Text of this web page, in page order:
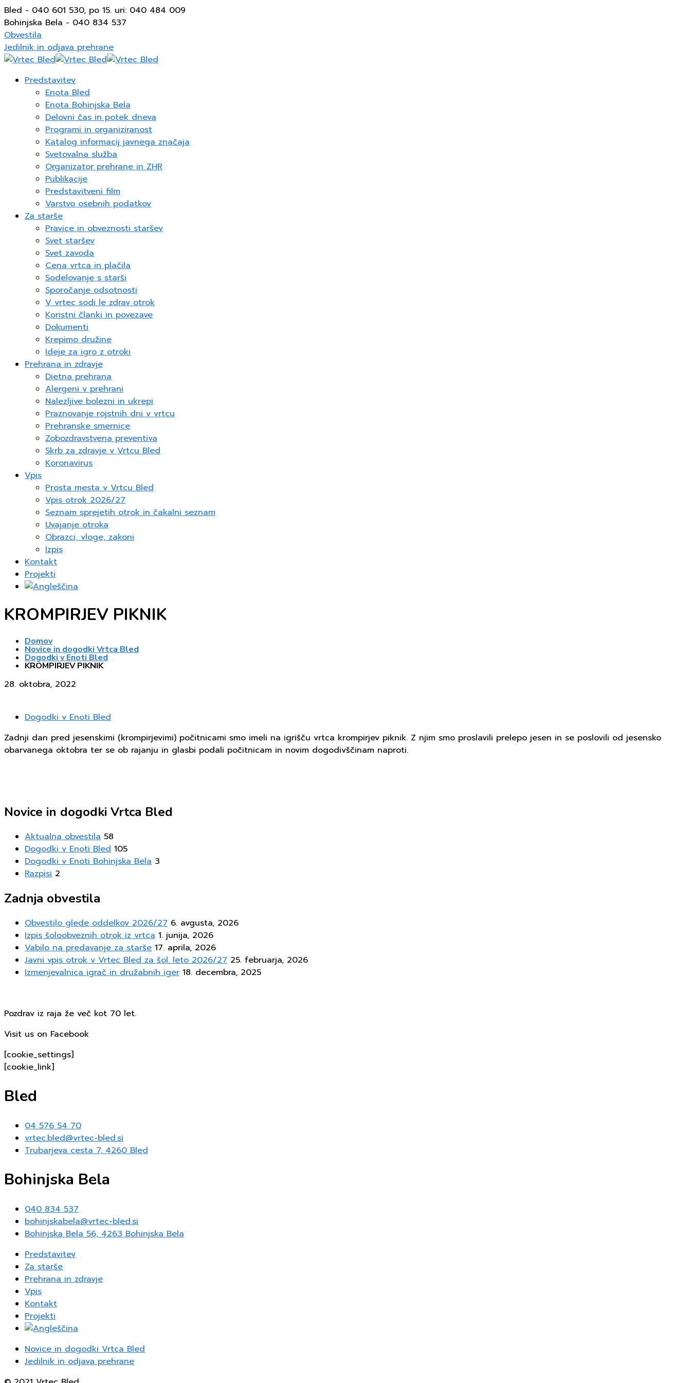
Bled - 040 601 530, po 15. uri: 040 484 009
Bohinjska Bela - 040 834 537
Obvestila
Jedilnik in odjava prehrane
Predstavitev
Enota Bled
Enota Bohinjska Bela
Delovni čas in potek dneva
Programi in organiziranost
Katalog informacij javnega značaja
Svetovalna služba
Organizator prehrane in ZHR
Publikacije
Predstavitveni film
Varstvo osebnih podatkov
Za starše
Pravice in obveznosti staršev
Svet staršev
Svet zavoda
Cena vrtca in plačila
Sodelovanje s starši
Sporočanje odsotnosti
V vrtec sodi le zdrav otrok
Koristni članki in povezave
Dokumenti
Krepimo družine
Ideje za igro z otroki
Prehrana in zdravje
Dietna prehrana
Alergeni v prehrani
Nalezljive bolezni in ukrepi
Praznovanje rojstnih dni v vrtcu
Prehranske smernice
Zobozdravstvena preventiva
Skrb za zdravje v Vrtcu Bled
Koronavirus
Vpis
Prosta mesta v Vrtcu Bled
Vpis otrok 2026/27
Seznam sprejetih otrok in čakalni seznam
Uvajanje otroka
Obrazci, vloge, zakoni
Izpis
Kontakt
Projekti
KROMPIRJEV PIKNIK
Domov
Novice in dogodki Vrtca Bled
Dogodki v Enoti Bled
KROMPIRJEV PIKNIK
28. oktobra, 2022
Dogodki v Enoti Bled
Zadnji dan pred jesenskimi (krompirjevimi) počitnicami smo imeli na igrišču vrtca krompirjev piknik. Z njim smo proslavili prelepo jesen in se poslovili od jesensko
obarvanega oktobra ter se ob rajanju in glasbi podali počitnicam in novim dogodivščinam naproti.
Novice in dogodki Vrtca Bled
Aktualna obvestila 58
Dogodki v Enoti Bled 105
Dogodki v Enoti Bohinjska Bela 3
Razpisi 2
Zadnja obvestila
Obvestilo glede oddelkov 2026/27 6. avgusta, 2026
Izpis šoloobveznih otrok iz vrtca 1. junija, 2026
Vabilo na predavanje za starše 17. aprila, 2026
Javni vpis otrok v Vrtec Bled za šol. leto 2026/27 25. februarja, 2026
Izmenjevalnica igrač in družabnih iger 18. decembra, 2025
Pozdrav iz raja že več kot 70 let.
Visit us on Facebook
[cookie_settings]
[cookie_link]
Bled
04 576 54 70
vrtec.bled@vrtec-bled.si
Trubarjeva cesta 7, 4260 Bled
Bohinjska Bela
040 834 537
bohinjskabela@vrtec-bled.si
Bohinjska Bela 56, 4263 Bohinjska Bela
Predstavitev
Za starše
Prehrana in zdravje
Vpis
Kontakt
Projekti
Novice in dogodki Vrtca Bled
Jedilnik in odjava prehrane